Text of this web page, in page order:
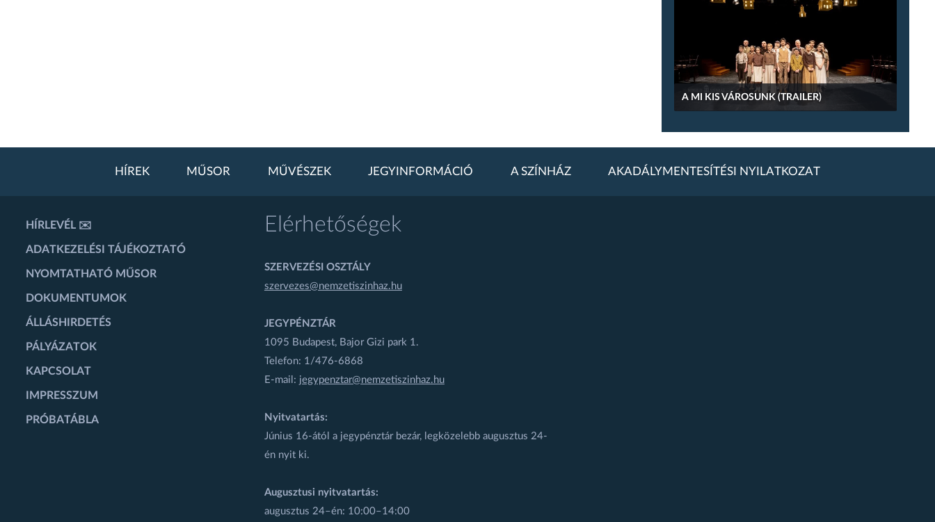
A MI KIS VÁROSUNK (TRAILER)
HÍREK MŰSOR MŰVÉSZEK JEGYINFORMÁCIÓ A SZÍNHÁZ AKADÁLYMENTESÍTÉSI NYILATKOZAT
HÍRLEVÉL ✉️
ADATKEZELÉSI TÁJÉKOZTATÓ
NYOMTATHATÓ MŰSOR
DOKUMENTUMOK
ÁLLÁSHIRDETÉS
PÁLYÁZATOK
KAPCSOLAT
IMPRESSZUM
PRÓBATÁBLA
Elérhetőségek
SZERVEZÉSI OSZTÁLY
szervezes@nemzetiszinhaz.hu
JEGYPÉNZTÁR
1095 Budapest, Bajor Gizi park 1.
Telefon: 1/476-6868
E-mail: jegypenztar@nemzetiszinhaz.hu
Nyitvatartás:
Június 16-ától a jegypénztár bezár, legközelebb augusztus 24-
én nyit ki.
Augusztusi nyitvatartás:
augusztus 24–én: 10:00–14:00